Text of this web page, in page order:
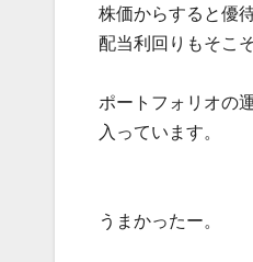
株価からすると優
配当利回りもそこ
ポートフォリオの
入っています。
うまかったー。